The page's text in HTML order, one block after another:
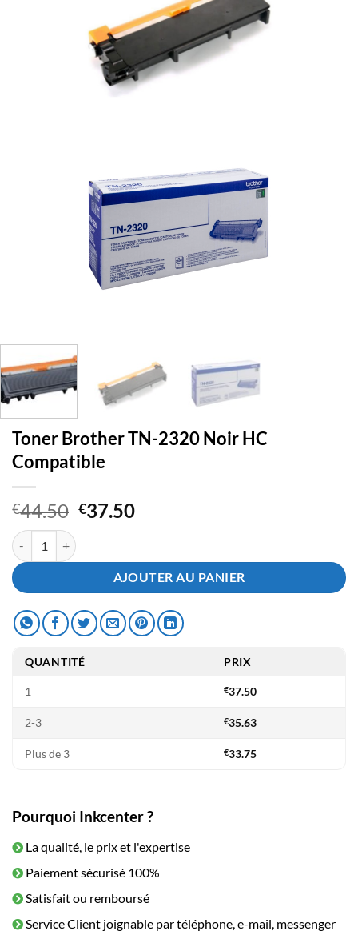
Toner Brother TN-2320 Noir HC
Compatible
€44.50 Le
était :
€44.50.
€37.50Le
est :
€37.50.
quantité de Toner Brother TN-2320 Noir HC Compatible
AJOUTER AU PANIER
QUANTITÉ PRIX
1 €37.50
2-3 €35.63
Plus de 3 €33.75
Pourquoi Inkcenter ?
La qualité, le prix et l'expertise
Paiement sécurisé 100%
Satisfait ou remboursé
Service Client joignable par téléphone, e-mail, messenger